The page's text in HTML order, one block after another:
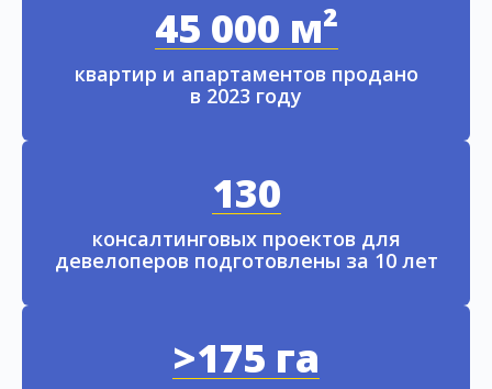
45 000 м²
квартир и апартаментов продано
в 2023 году
130
консалтинговых проектов для
девелоперов подготовлены за 10 лет
>175 га